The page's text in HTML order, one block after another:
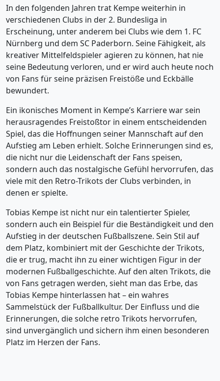
In den folgenden Jahren trat Kempe weiterhin in
verschiedenen Clubs in der 2. Bundesliga in
Erscheinung, unter anderem bei Clubs wie dem 1. FC
Nürnberg und dem SC Paderborn. Seine Fähigkeit, als
kreativer Mittelfeldspieler agieren zu können, hat nie
seine Bedeutung verloren, und er wird auch heute noch
von Fans für seine präzisen Freistöße und Eckbälle
bewundert.
Ein ikonisches Moment in Kempe’s Karriere war sein
herausragendes Freistoßtor in einem entscheidenden
Spiel, das die Hoffnungen seiner Mannschaft auf den
Aufstieg am Leben erhielt. Solche Erinnerungen sind es,
die nicht nur die Leidenschaft der Fans speisen,
sondern auch das nostalgische Gefühl hervorrufen, das
viele mit den Retro-Trikots der Clubs verbinden, in
denen er spielte.
Tobias Kempe ist nicht nur ein talentierter Spieler,
sondern auch ein Beispiel für die Beständigkeit und den
Aufstieg in der deutschen Fußballszene. Sein Stil auf
dem Platz, kombiniert mit der Geschichte der Trikots,
die er trug, macht ihn zu einer wichtigen Figur in der
modernen Fußballgeschichte. Auf den alten Trikots, die
von Fans getragen werden, sieht man das Erbe, das
Tobias Kempe hinterlassen hat – ein wahres
Sammelstück der Fußballkultur. Der Einfluss und die
Erinnerungen, die solche retro Trikots hervorrufen,
sind unvergänglich und sichern ihm einen besonderen
Platz im Herzen der Fans.